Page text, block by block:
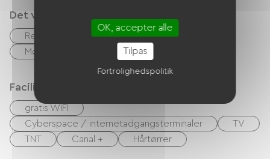
Det vi er gode til
Restaurant Bar
accepterede dyr
Mødelokale
Faciliteter
gratis WIFI
Cyberspace / internetadgangsterminaler
TV
TNT
Canal + Hårtørrer
OK, accepter alle
Tilpas
Fortrolighedspolitik